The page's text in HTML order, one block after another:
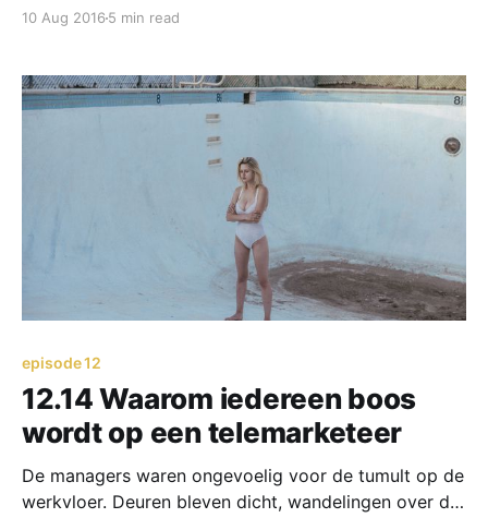
afgrond staat en iemand pakt je onverwachts van
10 Aug 2016 5 min read
episode 12
12.14 Waarom iedereen boos
wordt op een telemarketeer
De managers waren ongevoelig voor de tumult op de
werkvloer. Deuren bleven dicht, wandelingen over de